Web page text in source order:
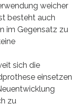
weicher
besteht auch
im Gegensatz zu
sich die
einsetzen
zu